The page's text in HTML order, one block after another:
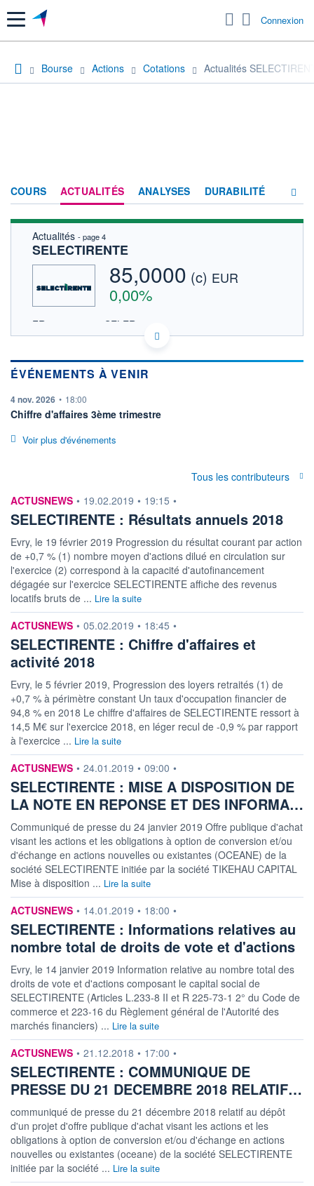
Menu Connexion
Bourse Actions Cotations Actualités
COURS ACTUALITÉS ANALYSES DURABILITÉ
FORUM
ACTIONNAIRES
Actualités - page 4
SELECTIRENTE
85,0000 (c) EUR
0,00%
FR0004175842 SELER
EURONEXT PARIS DONNÉES TEMPS RÉEL
Cotation sur les autres places
SECTEUR
Biens immobiliers
destinés à la vente au
VOLUME
7
CAPITAL ÉCHANGÉ
0,00%
VALORISATION
355 MEUR
DERNIER ÉCHANGE
07.08.26 / 11:30:26
LIMITE À LA
BAISSE
76,0000
LIMITE À LA
HAUSSE
RENDEMENT
ESTIMÉ 2026
5,00%
PER ESTIMÉ
2026
25,76
DERNIER
DIVIDENDE
4,20 EUR (08/06/26) 08/06/26
PROCHAIN
DIVIDENDE
-
ÉLIGIBILITÉ
CTO BUSINESS
RISQUE ESG
-
+ ALERTE + PORTEFEUILLE + LISTE
ÉVÉNEMENTS À VENIR
information fournie par
4 nov. 2026 • 18:00
Chiffre d'affaires 3ème trimestre
Voir plus d'événements
Tous les contributeurs
information fournie par
ACTUSNEWS • 19.02.2019 • 19:15 •
SELECTIRENTE : Résultats annuels 2018
Evry, le 19 février 2019 Progression du résultat courant par action
de +0,7 % (1) nombre moyen d'actions dilué en circulation sur
l'exercice (2) correspond à la capacité d'autofinancement
dégagée sur l'exercice SELECTIRENTE affiche des revenus
locatifs bruts de ... Lire la suite
information fournie par
ACTUSNEWS • 05.02.2019 • 18:45 •
SELECTIRENTE : Chiffre d'affaires et
activité 2018
Evry, le 5 février 2019, Progression des loyers retraités (1) de
+0,7 % à périmètre constant Un taux d'occupation financier de
94,8 % en 2018 Le chiffre d'affaires de SELECTIRENTE ressort à
14,5 M€ sur l'exercice 2018, en léger recul de -0,9 % par rapport
à l'exercice ... Lire la suite
information fournie par
ACTUSNEWS • 24.01.2019 • 09:00 •
SELECTIRENTE : MISE A DISPOSITION DE
LA NOTE EN REPONSE ET DES INFORMA…
Communiqué de presse du 24 janvier 2019 Offre publique d'achat
visant les actions et les obligations à option de conversion et/ou
d'échange en actions nouvelles ou existantes (OCEANE) de la
société SELECTIRENTE initiée par la société TIKEHAU CAPITAL
Mise à disposition ... Lire la suite
information fournie par
ACTUSNEWS • 14.01.2019 • 18:00 •
SELECTIRENTE : Informations relatives au
nombre total de droits de vote et d'actions
Evry, le 14 janvier 2019 Information relative au nombre total des
droits de vote et d'actions composant le capital social de
SELECTIRENTE (Articles L.233-8 II et R 225-73-1 2° du Code de
commerce et 223-16 du Règlement général de l'Autorité des
marchés financiers) ... Lire la suite
information fournie par
ACTUSNEWS • 21.12.2018 • 17:00 •
SELECTIRENTE : COMMUNIQUE DE
PRESSE DU 21 DECEMBRE 2018 RELATIF…
communiqué de presse du 21 décembre 2018 relatif au dépôt
d'un projet d'offre publique d'achat visant les actions et les
obligations à option de conversion et/ou d'échange en actions
nouvelles ou existantes (oceane) de la société SELECTIRENTE
initiée par la société ... Lire la suite